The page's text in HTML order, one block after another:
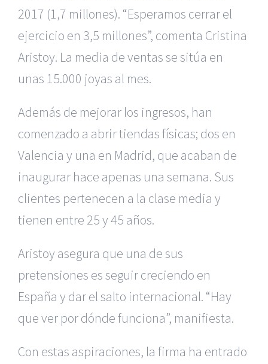
2017 (1,7 millones). “Esperamos cerrar el
ejercicio en 3,5 millones”, comenta Cristina
Aristoy. La media de ventas se sitúa en
unas 15.000 joyas al mes.
Además de mejorar los ingresos, han
comenzado a abrir tiendas físicas; dos en
Valencia y una en Madrid, que acaban de
inaugurar hace apenas una semana. Sus
clientes pertenecen a la clase media y
tienen entre 25 y 45 años.
Aristoy asegura que una de sus
pretensiones es seguir creciendo en
España y dar el salto internacional. “Hay
que ver por dónde funciona”, manifiesta.
Con estas aspiraciones, la firma ha entrado